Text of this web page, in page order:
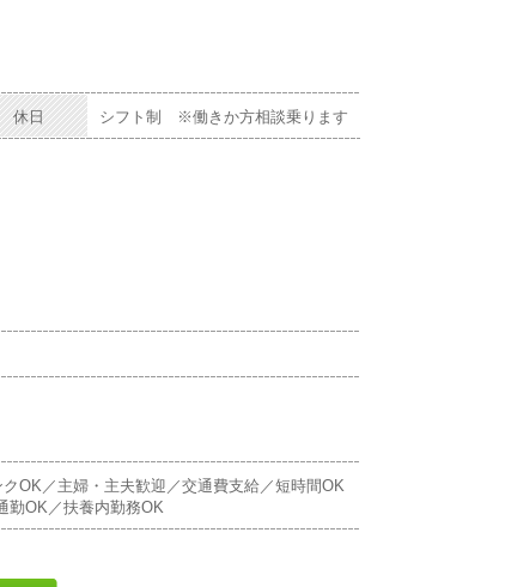
休日 シフト制 ※働きか方相談乗ります
OK／主婦・主夫歓迎／交通費支給／短時間OK
勤OK／扶養内勤務OK